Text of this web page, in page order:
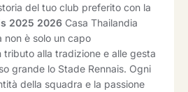
del tuo club preferito con la
2025 2026 Casa Thailandia
non è solo un capo
tributo alla tradizione e alle gesta
grande lo Stade Rennais. Ogni
della squadra e la passione